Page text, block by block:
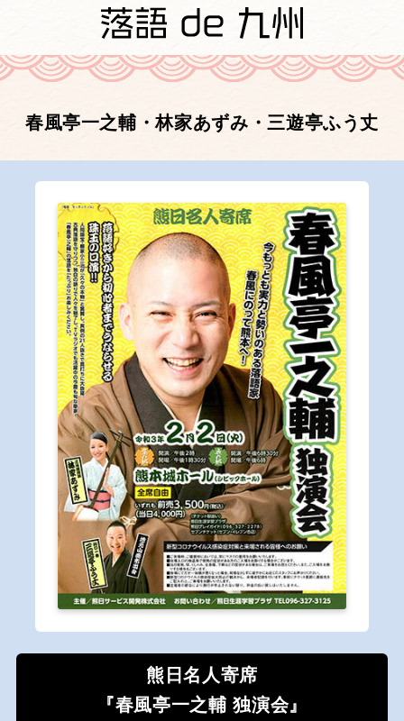
春風亭一之輔・林家あずみ・三遊亭ふう丈
熊日名人寄席
『春風亭一之輔 独演会』